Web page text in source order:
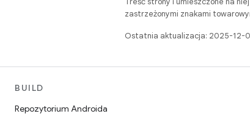
zastrzeżonymi znakami
Ostatnia aktualizacja: 2025-12-
BUILD
Repozytorium Androida